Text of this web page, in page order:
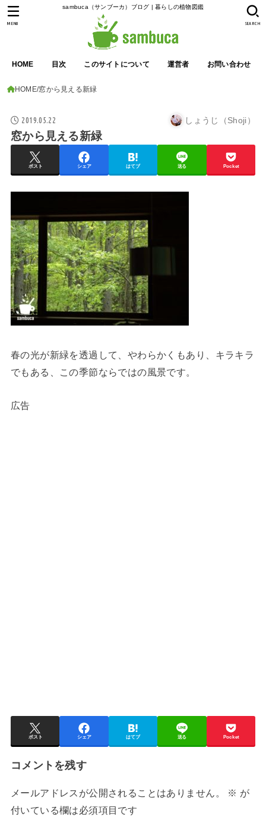
sambuca（サンブーカ）ブログ | 暮らしの植物図鑑
HOME 目次 このサイトについて 運営者 お問い合わせ
SEARCH
MENU
HOME 窓から見える新緑
2019.05.22 しょうじ（Shoji）
窓から見える新緑
ポスト シェア はてブ 送る Pocket
春の光が新緑を透過して、やわらかくもあり、キラキラ
でもある、この季節ならではの風景です。
広告
ポスト シェア はてブ 送る Pocket
コメントを残す
メールアドレスが公開されることはありません。 ※ が
付いている欄は必須項目です